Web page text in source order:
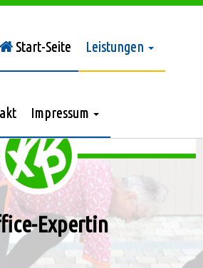
Start-Seite Leistungen
Impressum
Expertin